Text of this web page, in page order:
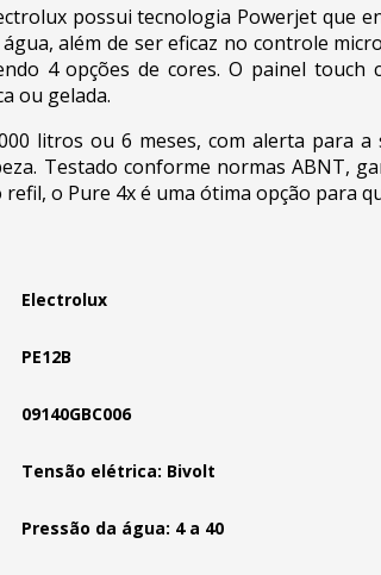
possui tecnologia Powerjet que
além de ser eficaz no controle
4 opções de cores. O painel
ou gelada.
litros ou 6 meses, com alerta para
Testado conforme normas ABNT,
o Pure 4x é uma ótima opção para
Electrolux
PE12B
09140GBC006
Tensão elétrica: Bivolt
Pressão da água: 4 a 40